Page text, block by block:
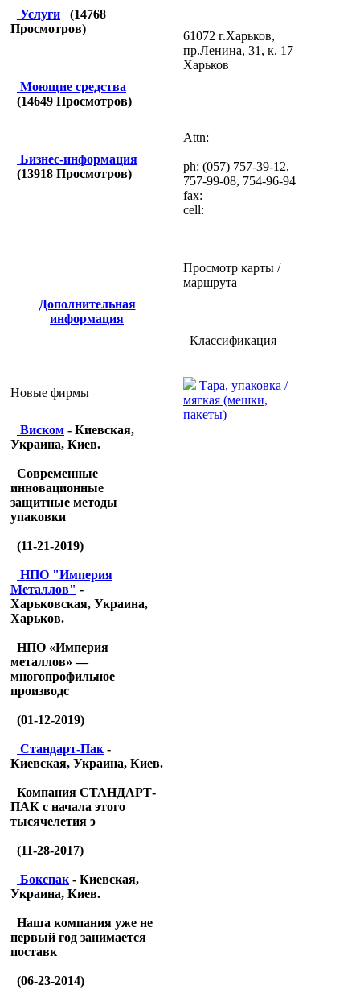
Услуги (14768
Просмотров)
Моющие средства
(14649 Просмотров)
Бизнес-информация
(13918 Просмотров)
Дополнительная
информация
Новые фирмы
Виском - Киевская,
Украина, Киев.
Современные
инновационные
защитные методы
упаковки
(11-21-2019)
НПО "Империя
Металлов" -
Харьковская, Украина,
Харьков.
НПО «Империя
металлов» —
многопрофильное
производс
(01-12-2019)
Стандарт-Пак -
Киевская, Украина, Киев.
Компания СТАНДАРТ-
ПАК с начала этого
тысячелетия э
(11-28-2017)
Бокспак - Киевская,
Украина, Киев.
Наша компания уже не
первый год занимается
поставк
(06-23-2014)
61072 г.Харьков,
пр.Ленина, 31, к. 17
Харьков
Attn:
ph: (057) 757-39-12,
757-99-08, 754-96-94
fax:
cell:
Просмотр карты /
маршрута
Классификация
Тара, упаковка /
мягкая (мешки,
пакеты)